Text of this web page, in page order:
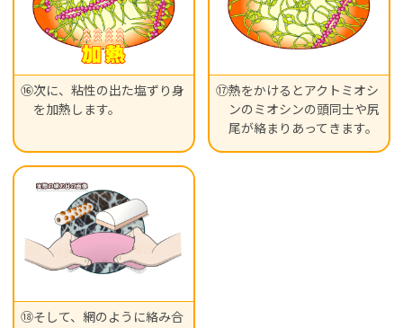
⑯次に、粘性の出た塩ずり身
を加熱します。
⑰熱をかけるとアクトミオシ
ンのミオシンの頭同士や尻
尾が絡まりあってきます。
⑱そして、網のように絡み合